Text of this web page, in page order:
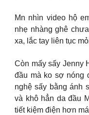
Mn nhìn video hộ
nhẹ nhàng ghê
xa, lắc tay liên tục
Còn mấy sấy Jenny
đầu mà ko sợ nóng
nghệ sấy bằng ánh
và khô hẳn da đầu
tiết kiệm điện hơn